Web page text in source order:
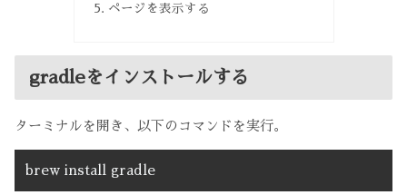
ページを表示する
gradleをインストールする
ターミナルを開き、以下のコマンドを実行。
brew install gradle